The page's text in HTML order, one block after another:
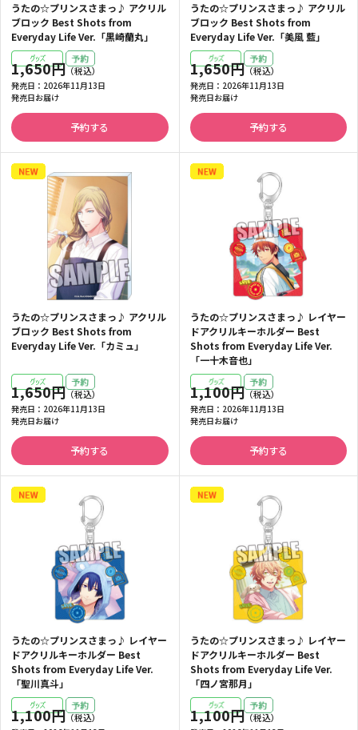
うたの☆プリンスさまっ♪ アクリル
ブロック Best Shots from
Everyday Life Ver.「黒崎蘭丸」
1,650円
発売日： 2026年11月13日
発売日お届け
予約する
うたの☆プリンスさまっ♪ アクリル
ブロック Best Shots from
Everyday Life Ver.「美風 藍」
1,650円
発売日： 2026年11月13日
発売日お届け
予約する
うたの☆プリンスさまっ♪ アクリル
ブロック Best Shots from
Everyday Life Ver.「カミュ」
1,650円
発売日： 2026年11月13日
発売日お届け
予約する
うたの☆プリンスさまっ♪ レイヤー
ドアクリルキーホルダー Best
Shots from Everyday Life Ver.
「一十木音也」
1,100円
発売日： 2026年11月13日
発売日お届け
予約する
うたの☆プリンスさまっ♪ レイヤー
ドアクリルキーホルダー Best
Shots from Everyday Life Ver.
「聖川真斗」
1,100円
うたの☆プリンスさまっ♪ レイヤー
ドアクリルキーホルダー Best
Shots from Everyday Life Ver.
「四ノ宮那月」
1,100円